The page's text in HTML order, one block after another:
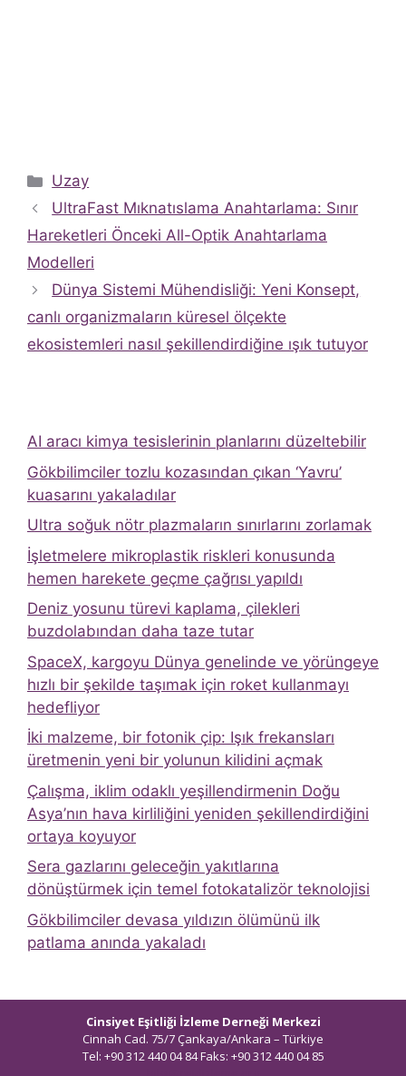
Kategoriler
Uzay
UltraFast Mıknatıslama Anahtarlama: Sınır
Hareketleri Önceki All-Optik Anahtarlama
Modelleri
Dünya Sistemi Mühendisliği: Yeni Konsept,
canlı organizmaların küresel ölçekte
ekosistemleri nasıl şekillendirdiğine ışık tutuyor
AI aracı kimya tesislerinin planlarını düzeltebilir
Gökbilimciler tozlu kozasından çıkan ‘Yavru’
kuasarını yakaladılar
Ultra soğuk nötr plazmaların sınırlarını zorlamak
İşletmelere mikroplastik riskleri konusunda
hemen harekete geçme çağrısı yapıldı
Deniz yosunu türevi kaplama, çilekleri
buzdolabından daha taze tutar
SpaceX, kargoyu Dünya genelinde ve yörüngeye
hızlı bir şekilde taşımak için roket kullanmayı
hedefliyor
İki malzeme, bir fotonik çip: Işık frekansları
üretmenin yeni bir yolunun kilidini açmak
Çalışma, iklim odaklı yeşillendirmenin Doğu
Asya’nın hava kirliliğini yeniden şekillendirdiğini
ortaya koyuyor
Sera gazlarını geleceğin yakıtlarına
dönüştürmek için temel fotokatalizör teknolojisi
Gökbilimciler devasa yıldızın ölümünü ilk
patlama anında yakaladı
Cinsiyet Eşitliği İzleme Derneği Merkezi
Cinnah Cad. 75/7 Çankaya/Ankara – Türkiye
Tel: +90 312 440 04 84 Faks: +90 312 440 04 85